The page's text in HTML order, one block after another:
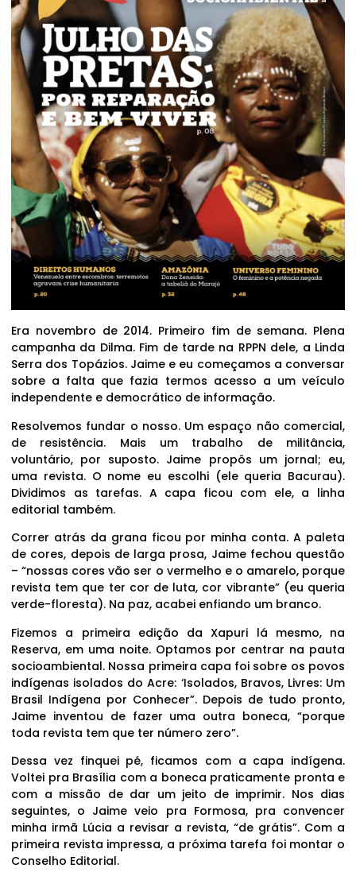
Era novembro de 2014. Primeiro fim de semana. Plena
campanha da Dilma. Fim de tarde na RPPN dele, a Linda
Serra dos Topázios. Jaime e eu começamos a conversar
sobre a falta que fazia termos acesso a um veículo
independente e democrático de informação.
Resolvemos fundar o nosso. Um espaço não comercial,
de resistência. Mais um trabalho de militância,
voluntário, por suposto. Jaime propôs um jornal; eu,
uma revista. O nome eu escolhi (ele queria Bacurau).
Dividimos as tarefas. A capa ficou com ele, a linha
editorial também.
Correr atrás da grana ficou por minha conta. A paleta
de cores, depois de larga prosa, Jaime fechou questão
– “nossas cores vão ser o vermelho e o amarelo, porque
revista tem que ter cor de luta, cor vibrante” (eu queria
verde-floresta). Na paz, acabei enfiando um branco.
Fizemos a primeira edição da Xapuri lá mesmo, na
Reserva, em uma noite. Optamos por centrar na pauta
socioambiental. Nossa primeira capa foi sobre os povos
indígenas isolados do Acre: ‘Isolados, Bravos, Livres: Um
Brasil Indígena por Conhecer”. Depois de tudo pronto,
Jaime inventou de fazer uma outra boneca, “porque
toda revista tem que ter número zero”.
Dessa vez finquei pé, ficamos com a capa indígena.
Voltei pra Brasília com a boneca praticamente pronta e
com a missão de dar um jeito de imprimir. Nos dias
seguintes, o Jaime veio pra Formosa, pra convencer
minha irmã Lúcia a revisar a revista, “de grátis”. Com a
primeira revista impressa, a próxima tarefa foi montar o
Conselho Editorial.